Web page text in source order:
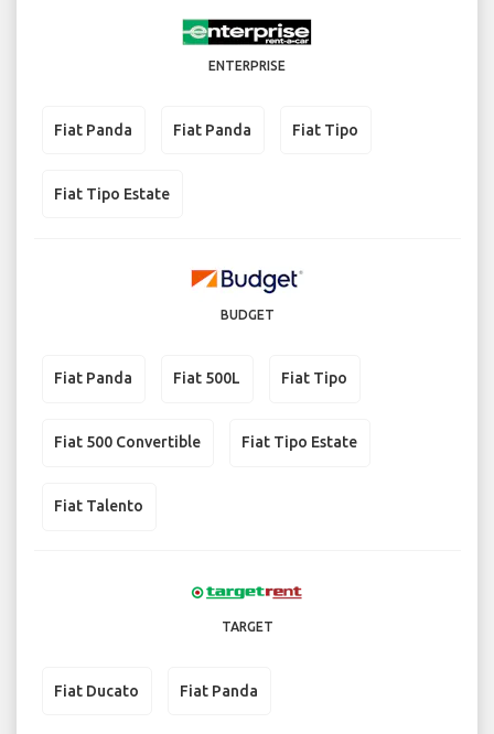
ENTERPRISE
Fiat Panda Fiat Panda Fiat Tipo
Fiat Tipo Estate
BUDGET
Fiat Panda Fiat 500L Fiat Tipo
Fiat 500 Convertible Fiat Tipo Estate
Fiat Talento
TARGET
Fiat Ducato Fiat Panda